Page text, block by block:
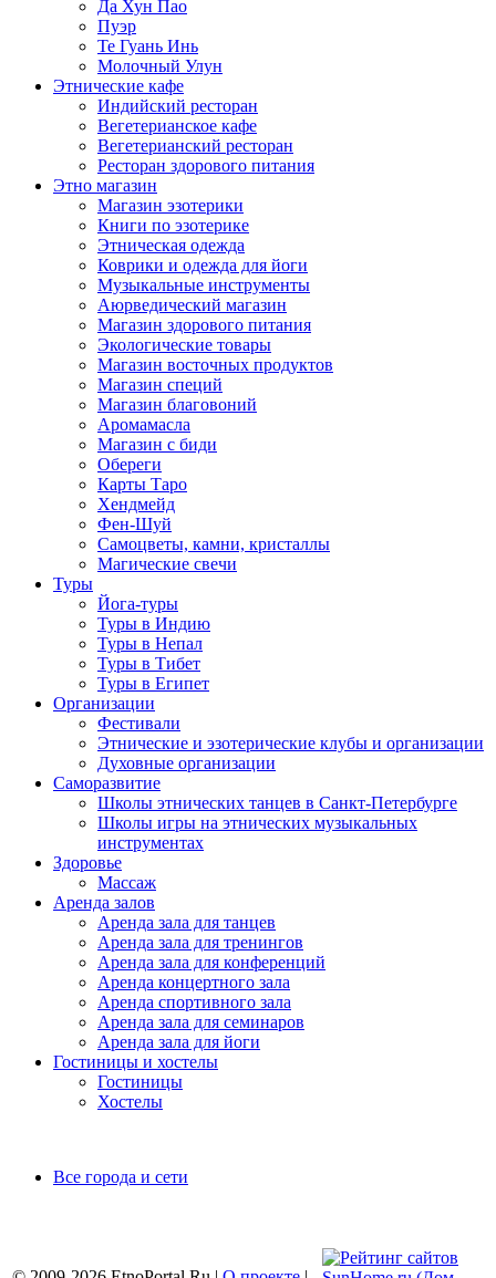
Да Хун Пао
Пуэр
Те Гуань Инь
Молочный Улун
Этнические кафе
Индийский ресторан
Вегетерианское кафе
Вегетерианский ресторан
Ресторан здорового питания
Этно магазин
Магазин эзотерики
Книги по эзотерике
Этническая одежда
Коврики и одежда для йоги
Музыкальные инструменты
Аюрведический магазин
Магазин здорового питания
Экологические товары
Магазин восточных продуктов
Магазин специй
Магазин благовоний
Аромамасла
Магазин с биди
Обереги
Карты Таро
Хендмейд
Фен-Шуй
Самоцветы, камни, кристаллы
Магические свечи
Туры
Йога-туры
Туры в Индию
Туры в Непал
Туры в Тибет
Туры в Египет
Организации
Фестивали
Этнические и эзотерические клубы и организации
Духовные организации
Саморазвитие
Школы этнических танцев в Санкт-Петербурге
Школы игры на этнических музыкальных
инструментах
Здоровье
Массаж
Аренда залов
Аренда зала для танцев
Аренда зала для тренингов
Аренда зала для конференций
Аренда концертного зала
Аренда спортивного зала
Аренда зала для семинаров
Аренда зала для йоги
Гостиницы и хостелы
Гостиницы
Хостелы
Все города и сети